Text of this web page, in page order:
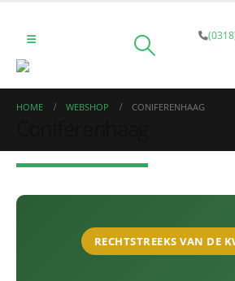
HOME WEBSHOP CONIFERENHAAG
RECHTSTREEKS VAN DE